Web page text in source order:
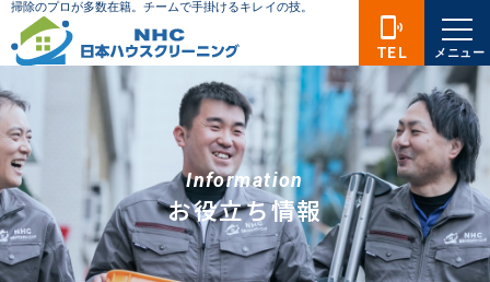
Information
お役立ち情報
phonelink_ring
TEL メニュー